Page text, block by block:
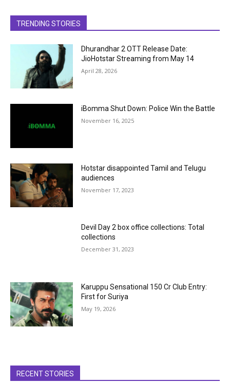
TRENDING STORIES
Dhurandhar 2 OTT Release Date:
JioHotstar Streaming from May 14
April 28, 2026
iBomma Shut Down: Police Win the Battle
November 16, 2025
Hotstar disappointed Tamil and Telugu
audiences
November 17, 2023
Devil Day 2 box office collections: Total
collections
December 31, 2023
Karuppu Sensational ₹150 Cr Club Entry:
First for Suriya
May 19, 2026
RECENT STORIES